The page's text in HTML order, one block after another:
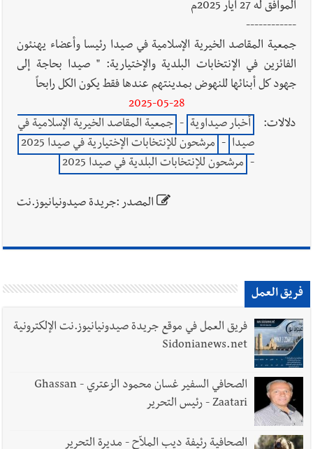
الموافق له 27 أيار 2025م
------------
جمعية المقاصد الخيرية الإسلامية في صيدا رئيسا وأعضاء يهنئون
الفائزين في الإنتخابات البلدية والإختيارية: " صيدا بحاجة إلى
جهود كل أبنائها للنهوض بمدينتهم عندها فقط يكون الكل رابحاً
2025-05-28
دلالات:
أخبار صيداوية - جمعية المقاصد الخيرية الإسلامية في
صيدا - مرشحون للإنتخابات الإختيارية في صيدا 2025
- مرشحون للإنتخابات البلدية في صيدا 2025
المصدر :جريدة صيدونيانيوز.نت
فريق العمل
فريق العمل في موقع جريدة صيدونيانيوز.نت الإلكترونية
Sidonianews.net
الصحافي السفير غسان محمود الزعتري - Ghassan
Zaatari - رئيس التحرير
الصحافية رئيفة ديب الملاّح - مديرة التحرير